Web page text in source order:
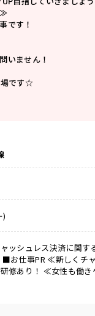
≫
です！
いません！
場です☆
)
ッシュレス決済に関
修あり！ ≪女性も働
実する≫ 場合によって